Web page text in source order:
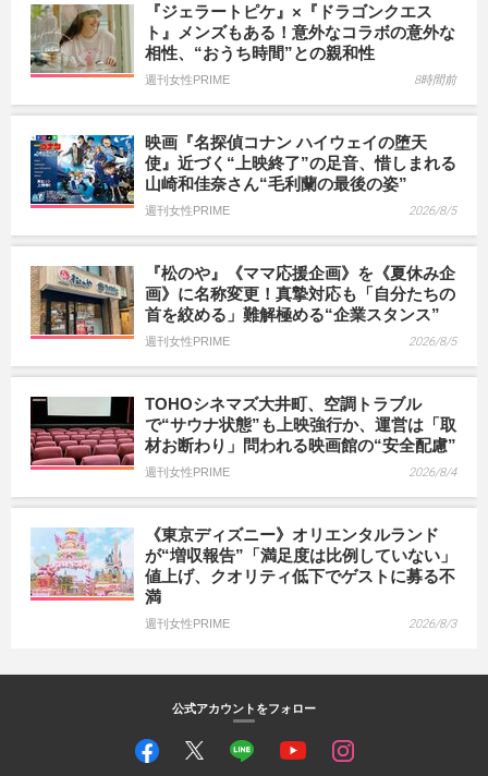
『ジェラートピケ』×『ドラゴンクエス
ト』メンズもある！意外なコラボの意外な
相性、“おうち時間”との親和性
週刊女性PRIME 8時間前
映画『名探偵コナン ハイウェイの堕天
使』近づく“上映終了”の足音、惜しまれる
山崎和佳奈さん“毛利蘭の最後の姿”
週刊女性PRIME 2026/8/5
『松のや』《ママ応援企画》を《夏休み企
画》に名称変更！真摯対応も「自分たちの
首を絞める」難解極める“企業スタンス”
週刊女性PRIME 2026/8/5
TOHOシネマズ大井町、空調トラブル
で“サウナ状態”も上映強行か、運営は「取
材お断わり」問われる映画館の“安全配慮”
週刊女性PRIME 2026/8/4
《東京ディズニー》オリエンタルランド
が“増収報告”「満足度は比例していない」
値上げ、クオリティ低下でゲストに募る不
満
週刊女性PRIME 2026/8/3
公式アカウントをフォロー